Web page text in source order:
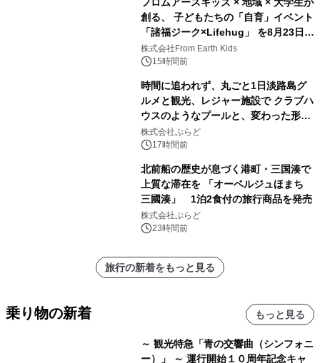
フロムアースキッズ × 地域 × 大学生が
創る、 子どもたちの「自育」イベント
「諸福ジーク×Lifehug」 を8月23日
(日)開催
株式会社From Earth Kids
15時間前
時間に追われず、丸ごと1日淡路島グ
ルメと観光、レジャー施設で クラブハ
ウスのようなプールと、変わった形の
サウナも 「THE BOXY AWAJI」のお
得な素泊まり連泊プランで
株式会社ぷらど
17時間前
北前船の歴史が息づく港町・三国湊で
上質な滞在を 「オーベルジュほまち
三國湊」 1泊2食付の旅行商品を発売
株式会社ぷらど
23時間前
旅行の新着をもっと見る
乗り物の新着 もっと見る
～ 観光特急「青の交響曲（シンフォニ
ー）」 ～ 運行開始１０周年記念キャ